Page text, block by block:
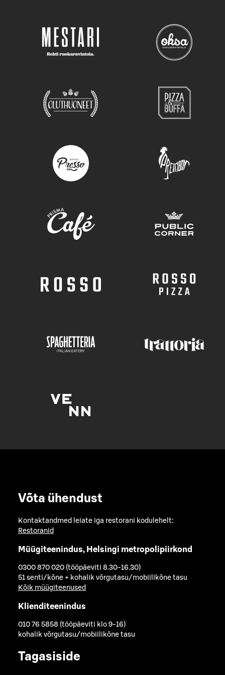
Võta ühendust
Kontaktandmed leiate iga restorani kodulehelt:
Restoranid
Müügiteenindus, Helsingi metropolipiirkond
0300 870 020 (tööpäeviti 8.30-16.30)
51 senti/kõne + kohalik võrgutasu/mobiilikõne tasu
Kõik müügiteenused
Klienditeenindus
010 76 5858 (tööpäeviti klo 9-16)
kohalik võrgutasu/mobiilikõne tasu
Tagasiside